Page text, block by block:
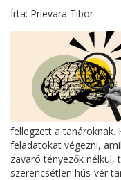
Írta: Prievara Tibor
fellegzett a tanároknak.
feladatokat végezni,
zavaró tényezők nélkül,
szerencsétlen hús-vér